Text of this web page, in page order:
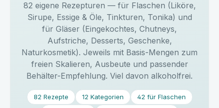
82 eigene Rezepturen — für Flaschen (Liköre,
Sirupe, Essige & Öle, Tinkturen, Tonika) und
für Gläser (Eingekochtes, Chutneys,
Aufstriche, Desserts, Geschenke,
Naturkosmetik). Jeweils mit Basis-Mengen zum
freien Skalieren, Ausbeute und passender
Behälter-Empfehlung. Viel davon alkoholfrei.
82 Rezepte 12 Kategorien
42 für Flaschen